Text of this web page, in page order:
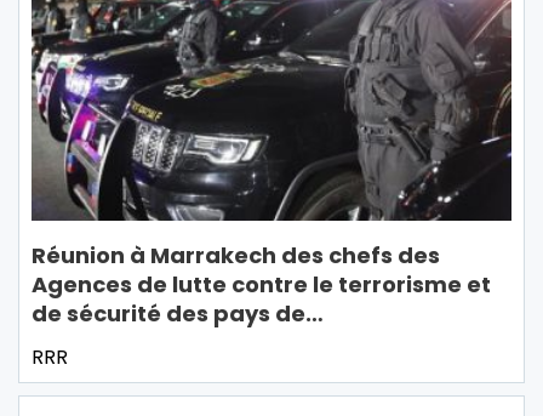
Réunion à Marrakech des chefs des
Agences de lutte contre le terrorisme et
de sécurité des pays de…
RRR